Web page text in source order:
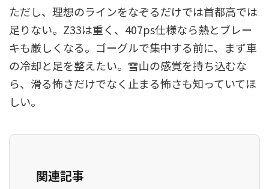
ただし、理想のラインをなぞるだけでは首都高では
足りない。Z33は重く、407ps仕様なら熱とブレー
キも厳しくなる。ゴーグルで集中する前に、まず車
の冷却と足を整えたい。雪山の感覚を持ち込むな
ら、滑る怖さだけでなく止まる怖さも知っていてほ
しい。
関連記事